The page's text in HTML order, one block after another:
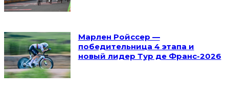
Марлен Ройссер —
победительница 4 этапа и
новый лидер Тур де Франс-2026